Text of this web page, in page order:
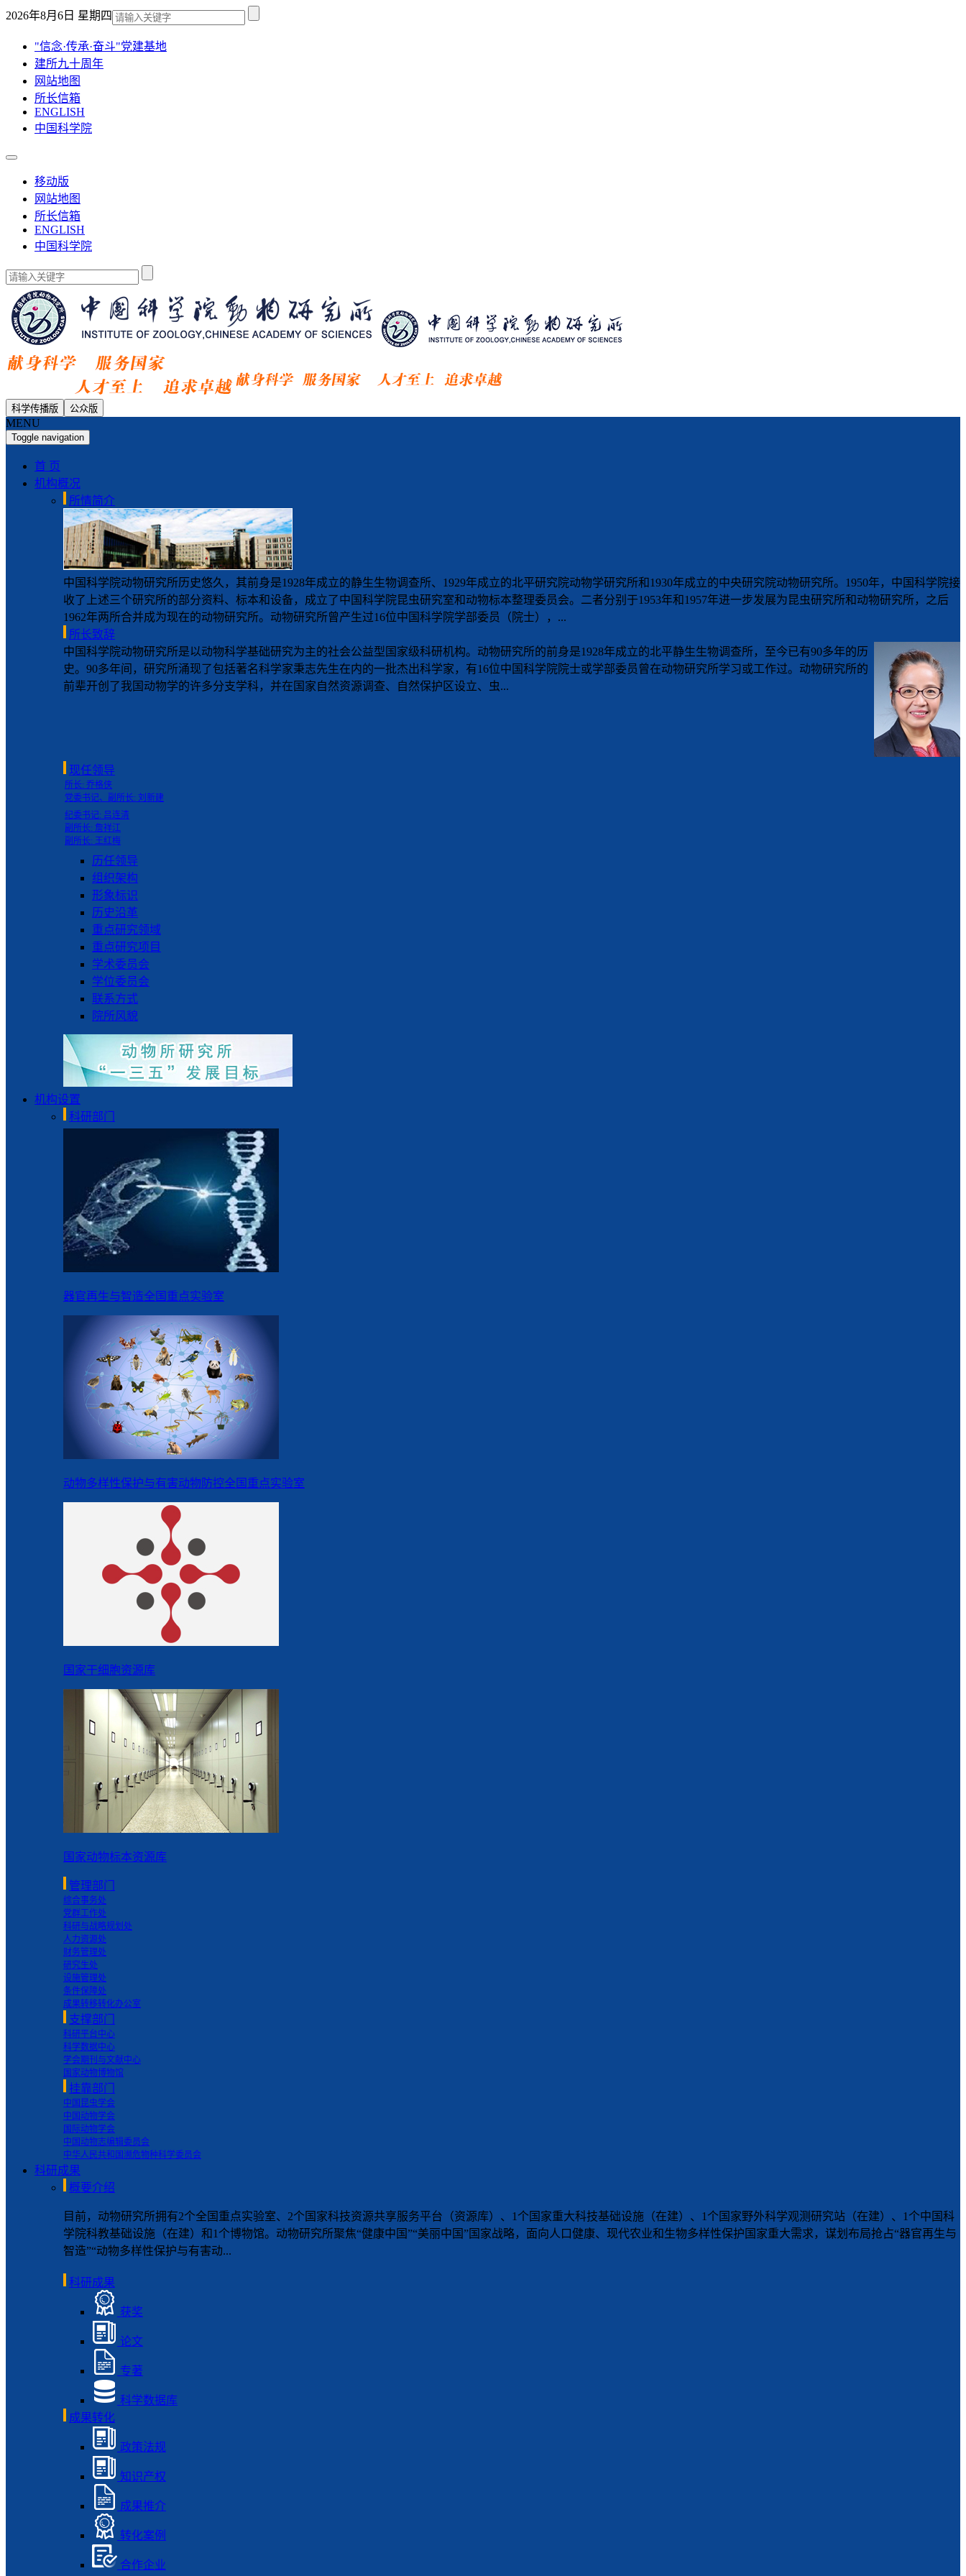
2026年8月6日 星期四
"信念·传承·奋斗"党建基地
建所九十周年
网站地图
所长信箱
ENGLISH
中国科学院
移动版
网站地图
所长信箱
ENGLISH
中国科学院
科学传播版 公众版
MENU
Toggle navigation
首 页
机构概况
所情简介
中国科学院动物研究所历史悠久，其前身是1928年成立的静生生物调查所、1929年成立的北平研究院动物学研究所和1930年成立的中央研究院动物研究所。1950年，中国科学院接
收了上述三个研究所的部分资料、标本和设备，成立了中国科学院昆虫研究室和动物标本整理委员会。二者分别于1953年和1957年进一步发展为昆虫研究所和动物研究所，之后
1962年两所合并成为现在的动物研究所。动物研究所曾产生过16位中国科学院学部委员（院士），...
所长致辞
中国科学院动物研究所是以动物科学基础研究为主的社会公益型国家级科研机构。动物研究所的前身是1928年成立的北平静生生物调查所，至今已有90多年的历
史。90多年间，研究所涌现了包括著名科学家秉志先生在内的一批杰出科学家，有16位中国科学院院士或学部委员曾在动物研究所学习或工作过。动物研究所的
前辈开创了我国动物学的许多分支学科，并在国家自然资源调查、自然保护区设立、虫...
现任领导
所长: 乔格侠
党委书记、副所长: 刘新建
纪委书记: 吕连清
副所长: 詹祥江
副所长: 王红梅
历任领导
组织架构
形象标识
历史沿革
重点研究领域
重点研究项目
学术委员会
学位委员会
联系方式
院所风貌
机构设置
科研部门
器官再生与智造全国重点实验室
动物多样性保护与有害动物防控全国重点实验室
国家干细胞资源库
国家动物标本资源库
管理部门
综合事务处
党群工作处
科研与战略规划处
人力资源处
财务管理处
研究生处
设施管理处
条件保障处
成果转移转化办公室
支撑部门
科研平台中心
科学数据中心
学会期刊与文献中心
国家动物博物馆
挂靠部门
中国昆虫学会
中国动物学会
国际动物学会
中国动物志编辑委员会
中华人民共和国濒危物种科学委员会
科研成果
概要介绍
目前，动物研究所拥有2个全国重点实验室、2个国家科技资源共享服务平台（资源库）、1个国家重大科技基础设施（在建）、1个国家野外科学观测研究站（在建）、1个中国科
学院科教基础设施（在建）和1个博物馆。动物研究所聚焦“健康中国”“美丽中国”国家战略，面向人口健康、现代农业和生物多样性保护国家重大需求，谋划布局抢占“器官再生与
智造”“动物多样性保护与有害动...
科研成果
获奖
论文
专著
科学数据库
成果转化
政策法规
知识产权
成果推介
转化案例
合作企业